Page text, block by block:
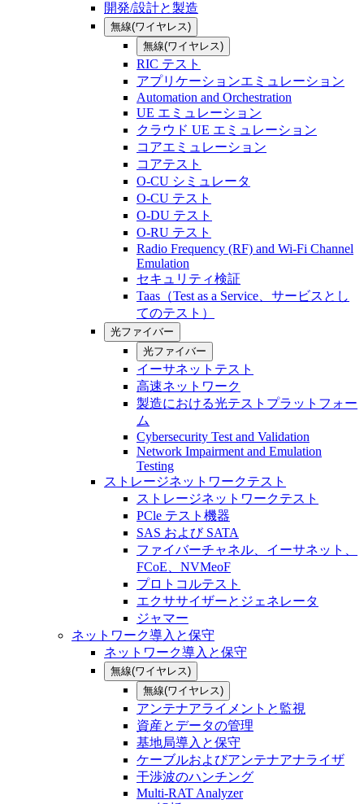
開発/設計と製造
無線(ワイヤレス)
無線(ワイヤレス)
RIC テスト
アプリケーションエミュレーション
Automation and Orchestration
UE エミュレーション
クラウド UE エミュレーション
コアエミュレーション
コアテスト
O-CU シミュレータ
O-CU テスト
O-DU テスト
O-RU テスト
Radio Frequency (RF) and Wi-Fi Channel
Emulation
セキュリティ検証
Taas（Test as a Service、サービスとし
てのテスト）
光ファイバー
光ファイバー
イーサネットテスト
高速ネットワーク
製造における光テストプラットフォー
ム
Cybersecurity Test and Validation
Network Impairment and Emulation
Testing
ストレージネットワークテスト
ストレージネットワークテスト
PCle テスト機器
SAS および SATA
ファイバーチャネル、イーサネット、
FCoE、NVMeoF
プロトコルテスト
エクササイザーとジェネレータ
ジャマー
ネットワーク導入と保守
ネットワーク導入と保守
無線(ワイヤレス)
無線(ワイヤレス)
アンテナアライメントと監視
資産とデータの管理
基地局導入と保守
ケーブルおよびアンテナアナライザ
干渉波のハンチング
Multi-RAT Analyzer